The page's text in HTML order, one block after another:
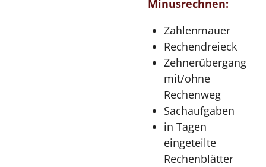
Minusrechnen:
Zahlenmauer
Rechendreieck
Zehnerübergang
mit/ohne
Rechenweg
Sachaufgaben
in Tagen
eingeteilte
Rechenblätter